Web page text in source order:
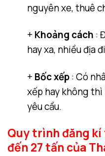
nguyên xe, thuê
+ Khoảng cách :
hay xa, nhiều địa
+ Bốc xếp: Có
xếp hay không thì
yêu cầu.
Quy trình đăng
đến 27 tấn của